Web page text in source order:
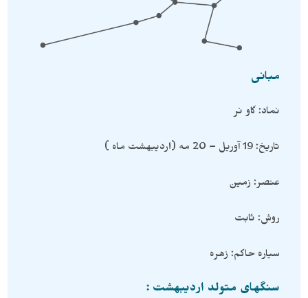
مبانی
نماد: گاو نر
تاریخ: 19 آوریل – 20 مه (اردیبهشت ماه )
عنصر: زمین
روش: ثابت
سیاره حاکم: زهره
سنگهای متولد اردیبهشت :